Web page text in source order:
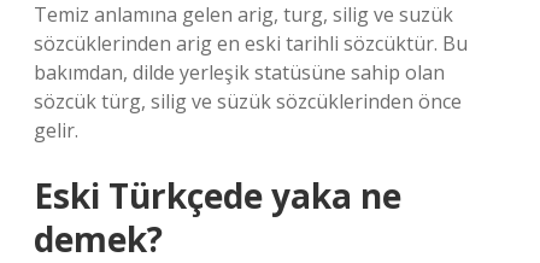
Temiz anlamına gelen arig, turg, silig ve suzük
sözcüklerinden arig en eski tarihli sözcüktür. Bu
bakımdan, dilde yerleşik statüsüne sahip olan
sözcük türg, silig ve süzük sözcüklerinden önce
gelir.
Eski Türkçede yaka ne
demek?